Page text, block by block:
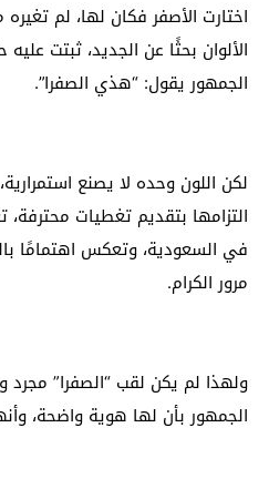
اختارت الأصفر فكان لها، لم
الألوان بحثًا عن الجديد، ثبتت
الجمهور يقول: “هذي الصفرا”.
لكن اللون وحده لا يصنع
التزامها بتقديم تغطيات
في السعودية، وتعكس اهتمامًا
مرور الكرام.
ولهذا لم يكن لقب “الصفرا”
الجمهور بأن لها هوية واضحة،